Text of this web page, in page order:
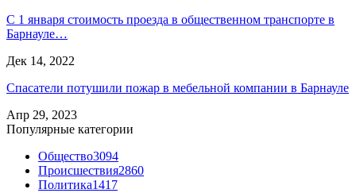
С 1 января стоимость проезда в общественном транспорте в
Барнауле…
Дек 14, 2022
Спасатели потушили пожар в мебельной компании в Барнауле
Апр 29, 2023
Популярные категории
Общество3094
Происшествия2860
Политика1417